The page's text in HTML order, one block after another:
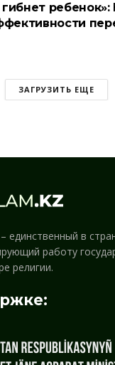
ЗАГРУЗИТЬ ЕЩЕ
единственный в
работу
религии.